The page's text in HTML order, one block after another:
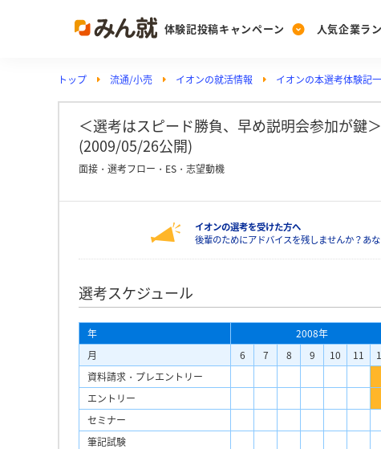
体験記投稿キャンペーン
Post
投稿する
人気企業ラ
Ranking
ランキングを見る
PickUp
注目の企業特集
動画で知ろう！業界・企
トップ 流通/小売 イオンの就活情報 イオンの本選考体験記
＜選考はスピード勝負、早め説明会参加が鍵
(2009/05/26公開)
面接・選考フロー・ES・志望動機
イオンの選考を受けた方へ
後輩のためにアドバイスを残しませんか？あ
選考スケジュール
年 2008年
月
6 7 8 9 10 11
資料請求・プレエントリー
エントリー
セミナー
筆記試験